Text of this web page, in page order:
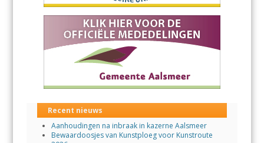
Recent nieuws
Aanhoudingen na inbraak in kazerne Aalsmeer
Bewaardoosjes van Kunstploeg voor Kunstroute